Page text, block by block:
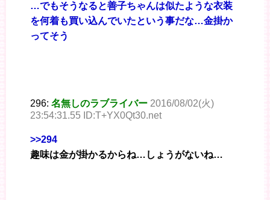
…でもそうなると善子ちゃんは似たような衣装
を何着も買い込んでいたという事だな…金掛か
ってそう
296: 名無しのラブライバー 2016/08/02(火)
23:54:31.55 ID:T+YX0Qt30.net
>>294
趣味は金が掛かるからね…しょうがないね…